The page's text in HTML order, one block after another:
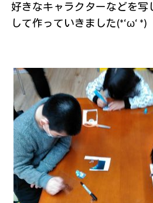
好きなキャラクターなどを写
して作っていきました(*‘ω‘ *)